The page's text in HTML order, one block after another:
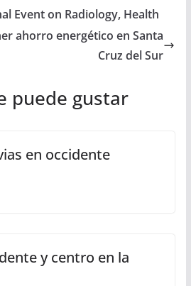
Event on Radiology, Health
ahorro energético en Santa
Cruz del Sur
puede gustar
en occidente
y centro en la